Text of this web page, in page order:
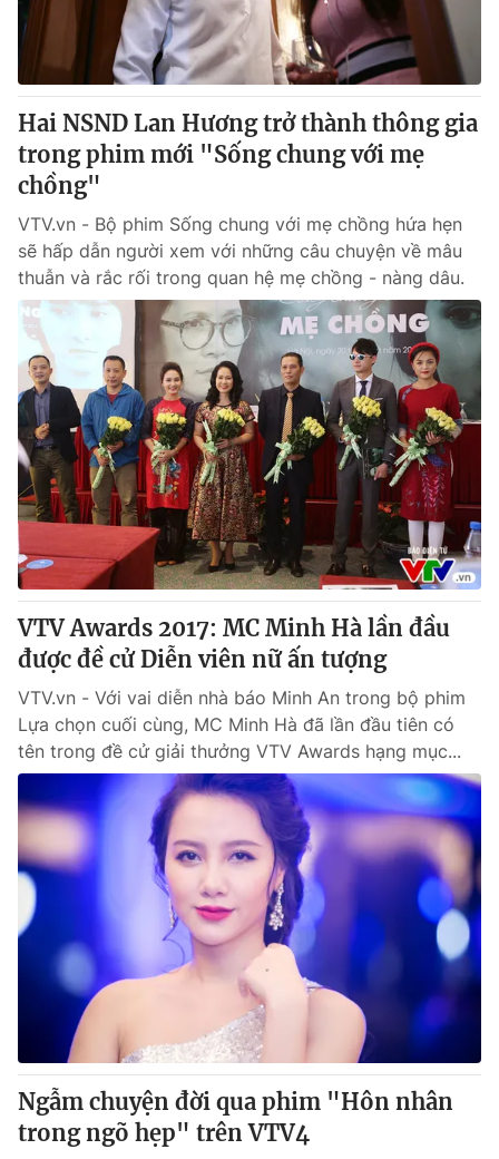
Thị trường 24h Tấm lòng Việt
VTV4 Vươn mình bằng AI
VTV9 VTV8
Liên hệ tòa soạn
THỜI BÁO VTV
Theo dõi báo trên
Cơ quan chủ quản:Đài Truyền hình Việt Nam
Cơ quan báo chí: Thời báo VTV
Giấy phép hoạt động báo in và báo điện tử số 483/GP-BTTTT
cấp ngày 29/12/2023
Tổng Biên tập:
Vũ Thanh Thủy
Phó Tổng Biên tập:Nguyễn Thị Mỹ Hạnh, Phạm Quốc Thắng,
Nguyễn Trọng Ninh
Tổng đài VTV:024.38 355 931 - 024.38 355 932
Ðiện thoại Thời báo VTV:
024.66 897 897
Email:toasoan@vtv.vn
Liên hệ quảng cáo:024-7300.7108
® Cấm sao chép dưới mọi hình thức nếu không có sự chấp
thuận bằng văn bản. Ghi rõ nguồn VTV.vn khi phát hành lại
thông tin từ website này.
Hai NSND Lan Hương trở thành thông gia
trong phim mới "Sống chung với mẹ
chồng"
VTV.vn - Bộ phim Sống chung với mẹ chồng hứa hẹn
sẽ hấp dẫn người xem với những câu chuyện về mâu
thuẫn và rắc rối trong quan hệ mẹ chồng - nàng dâu.
VTV Awards 2017: MC Minh Hà lần đầu
được đề cử Diễn viên nữ ấn tượng
VTV.vn - Với vai diễn nhà báo Minh An trong bộ phim
Lựa chọn cuối cùng, MC Minh Hà đã lần đầu tiên có
tên trong đề cử giải thưởng VTV Awards hạng mục...
Ngẫm chuyện đời qua phim "Hôn nhân
trong ngõ hẹp" trên VTV4